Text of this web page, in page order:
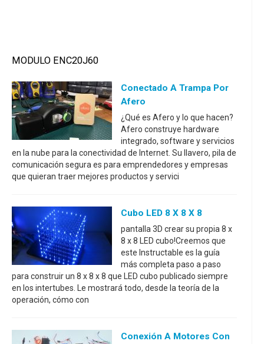
MODULO ENC20J60
Conectado A Trampa Por
Afero
¿Qué es Afero y lo que hacen?
Afero construye hardware
integrado, software y servicios
en la nube para la conectividad de Internet. Su llavero, pila de
comunicación segura es para emprendedores y empresas
que quieran traer mejores productos y servici
Cubo LED 8 X 8 X 8
pantalla 3D crear su propia 8 x
8 x 8 LED cubo!Creemos que
este Instructable es la guía
más completa paso a paso
para construir un 8 x 8 x 8 que LED cubo publicado siempre
en los intertubes. Le mostrará todo, desde la teoría de la
operación, cómo con
Conexión A Motores Con